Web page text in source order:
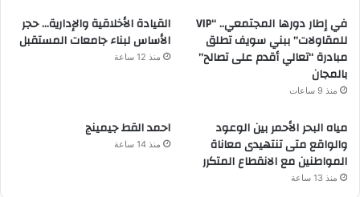
في إطار دورها المجتمعي.. “VIP
للمقاولات” ببني سويف تطلق
مبادرة “تعالي أقدم على تصالح”
بالمجان
منذ 9 ساعات
القيادة الأخلاقية والإدارية… حجر
الأساس لبناء جامعات المستقبل
منذ 12 ساعة
مياه البحر الأحمر بين الوعود
والواقع متى تنتهيدى معاناة
المواطنين مع الانقطاع المتكرر
منذ 13 ساعة
احمد القط جيمينج
منذ 14 ساعة